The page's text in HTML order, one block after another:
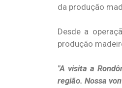
da produção
Desde a
produção
"A visita a
região. Nossa